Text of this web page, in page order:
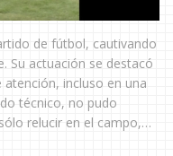
de fútbol, cautivando
Su actuación se destacó
incluso en una
técnico, no pudo
relucir en el campo,
los aficionados